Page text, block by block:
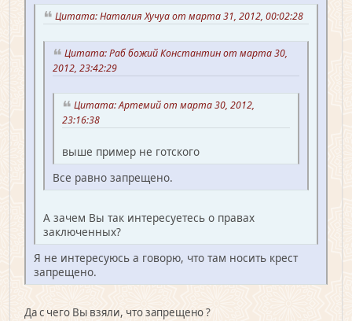
Цитата: Наталия Хучуа от марта 31, 2012, 00:02:28
Цитата: Раб божий Константин от марта 30,
2012, 23:42:29
Цитата: Артемий от марта 30, 2012,
23:16:38
выше пример не готского
Все равно запрещено.
А зачем Вы так интересуетесь о правах
заключенных?
Я не интересуюсь а говорю, что там носить крест
запрещено.
Да с чего Вы взяли, что запрещено ?